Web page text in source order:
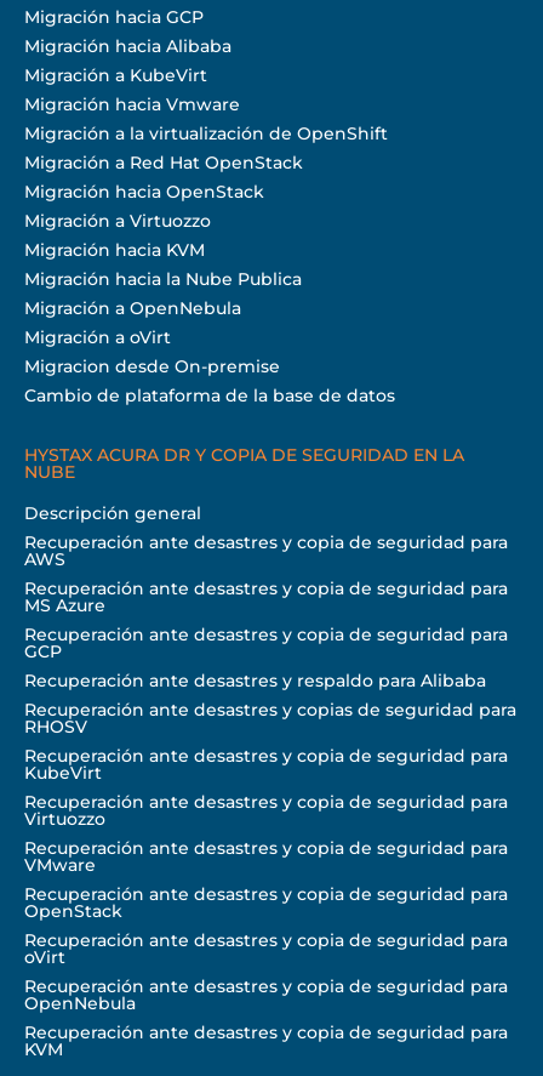
Migración hacia GCP
Migración hacia Alibaba
Migración a KubeVirt
Migración hacia Vmware
Migración a la virtualización de OpenShift
Migración a Red Hat OpenStack
Migración hacia OpenStack
Migración a Virtuozzo
Migración hacia KVM
Migración hacia la Nube Publica
Migración a OpenNebula
Migración a oVirt
Migracion desde On-premise
Cambio de plataforma de la base de datos
HYSTAX ACURA DR Y COPIA DE SEGURIDAD EN LA
NUBE
Descripción general
Recuperación ante desastres y copia de seguridad para
AWS
Recuperación ante desastres y copia de seguridad para
MS Azure
Recuperación ante desastres y copia de seguridad para
GCP
Recuperación ante desastres y respaldo para Alibaba
Recuperación ante desastres y copias de seguridad para
RHOSV
Recuperación ante desastres y copia de seguridad para
KubeVirt
Recuperación ante desastres y copia de seguridad para
Virtuozzo
Recuperación ante desastres y copia de seguridad para
VMware
Recuperación ante desastres y copia de seguridad para
OpenStack
Recuperación ante desastres y copia de seguridad para
oVirt
Recuperación ante desastres y copia de seguridad para
OpenNebula
Recuperación ante desastres y copia de seguridad para
KVM